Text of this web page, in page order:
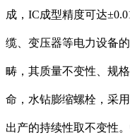
成，IC成型精度可达
缆、变压器等电力设备
畴，其质量不变性、规
命，水钻膨缩螺栓，采
出产的持续性取不变性